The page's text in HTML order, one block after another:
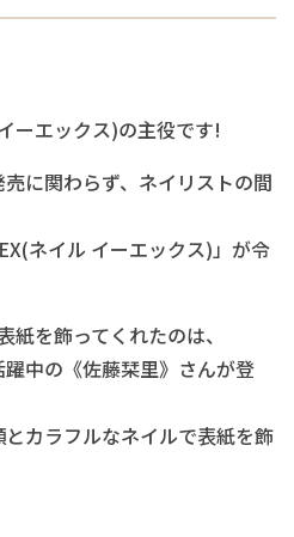
ーエックス)の主役です!
に関わらず、ネイリストの間
ネイル イーエックス)」が令
を飾ってくれたのは、
中の《佐藤栞里》さんが登
カラフルなネイルで表紙を飾